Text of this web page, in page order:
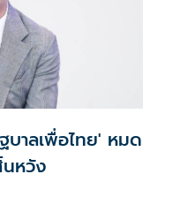
าลเพื่อไทย' หมด
หวัง